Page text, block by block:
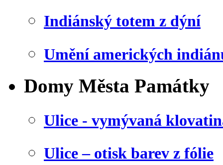
Indiánský totem z dýní
Umění amerických
Domy Města Památky
Ulice - vymývaná
Ulice – otisk barev z fólie